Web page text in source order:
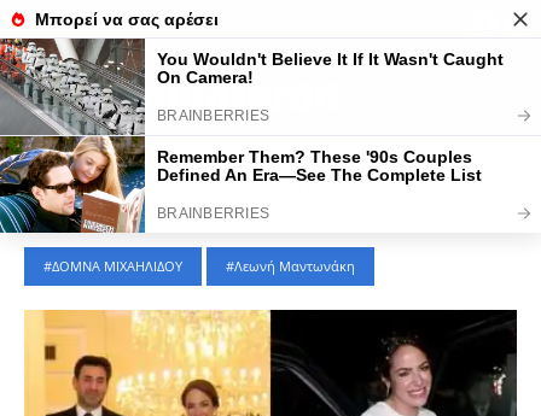
Τελευταίες Ειδήσεις
LIFESTYLE| 15 Φεβρουαρίου 2025
ΔΟΜΝΑ ΜΙΧΑΗΛΙΔΟΥ Λεωνή Μαντωνάκη